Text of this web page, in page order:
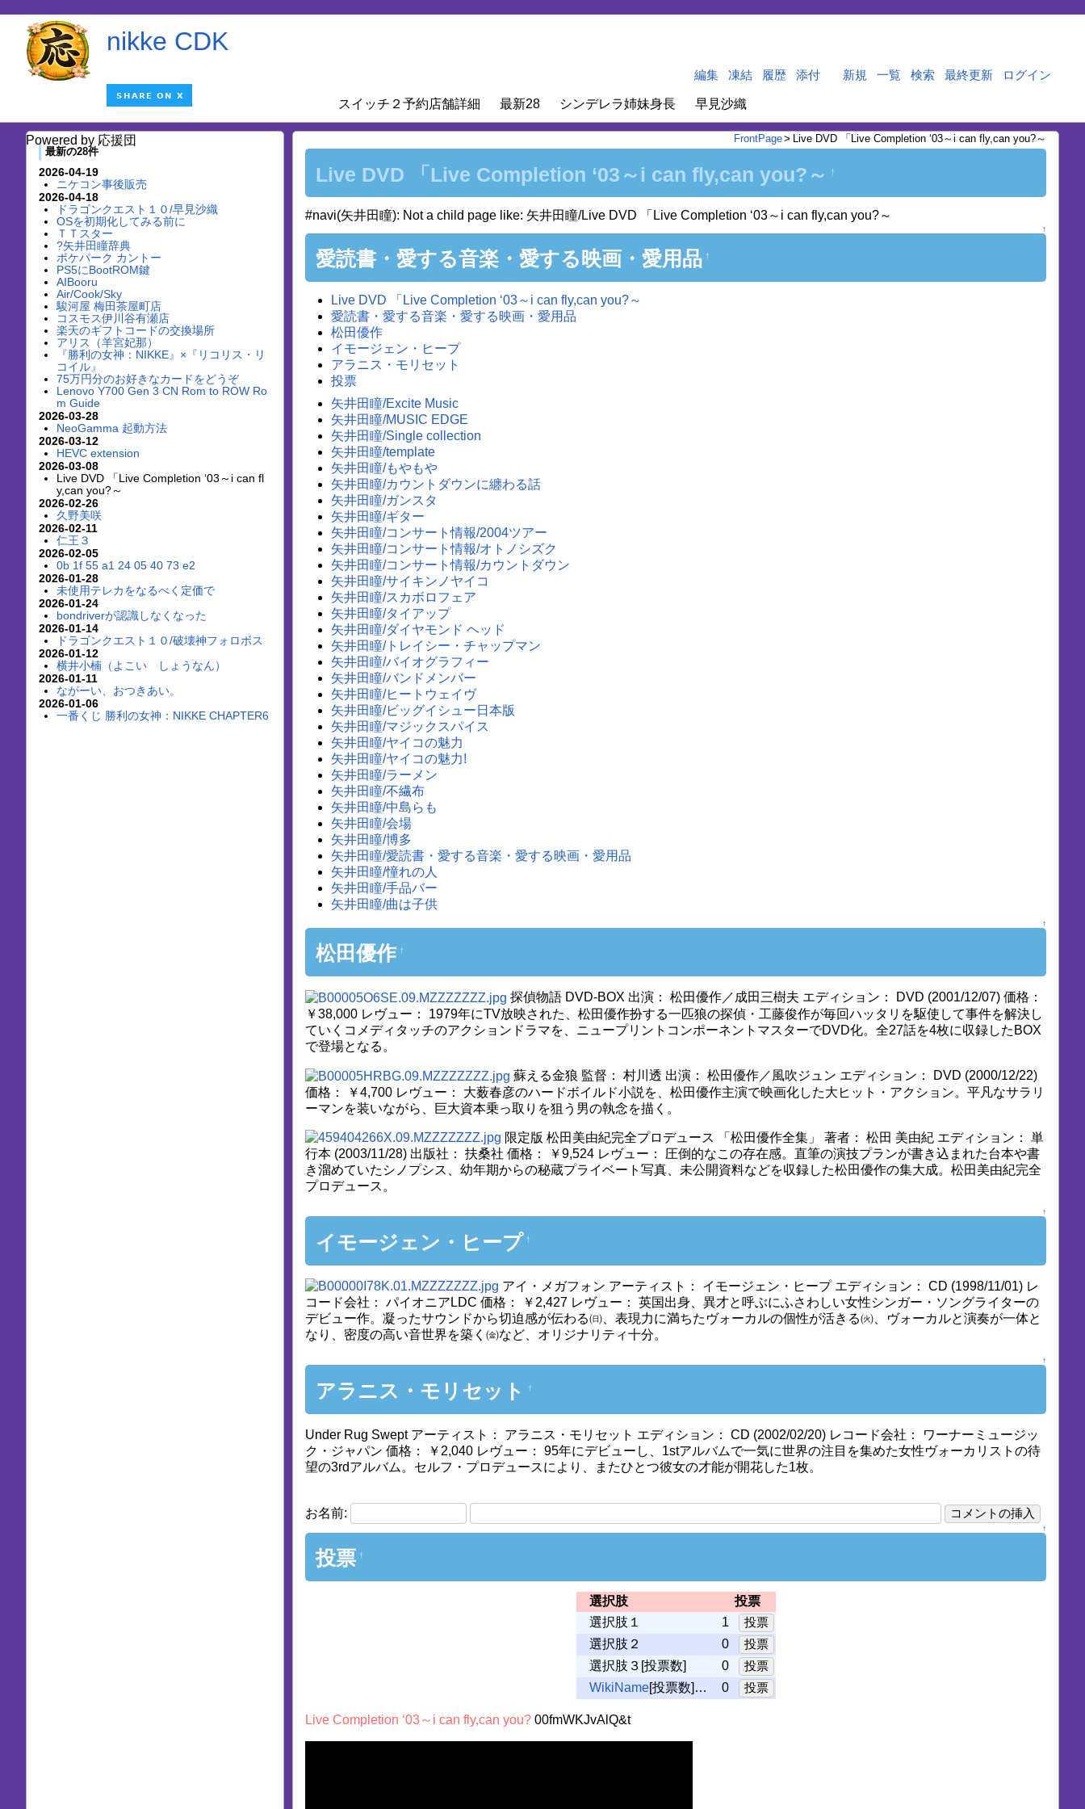
nikke CDK
Powered by 応援団
編集 凍結 履歴 添付 新規 一覧 検索 最終更新 ログイン
スイッチ２予約店舗詳細 最新28 シンデレラ姉妹身長 早見沙織
FrontPage> Live DVD 「Live Completion ‘03～i can fly,can you?～
Live DVD 「Live Completion ‘03～i can fly,can you?～ †
#navi(矢井田瞳): Not a child page like: 矢井田瞳/Live DVD 「Live Completion ‘03～i can fly,can you?～
↑
愛読書・愛する音楽・愛する映画・愛用品 †
Live DVD 「Live Completion ‘03～i can fly,can you?～
愛読書・愛する音楽・愛する映画・愛用品
松田優作
イモージェン・ヒープ
アラニス・モリセット
投票
矢井田瞳/Excite Music
矢井田瞳/MUSIC EDGE
矢井田瞳/Single collection
矢井田瞳/template
矢井田瞳/もやもや
矢井田瞳/カウントダウンに纏わる話
矢井田瞳/ガンスタ
矢井田瞳/ギター
矢井田瞳/コンサート情報/2004ツアー
矢井田瞳/コンサート情報/オトノシズク
矢井田瞳/コンサート情報/カウントダウン
矢井田瞳/サイキンノヤイコ
矢井田瞳/スカボロフェア
矢井田瞳/タイアップ
矢井田瞳/ダイヤモンド ヘッド
矢井田瞳/トレイシー・チャップマン
矢井田瞳/バイオグラフィー
矢井田瞳/バンドメンバー
矢井田瞳/ヒートウェイヴ
矢井田瞳/ビッグイシュー日本版
矢井田瞳/マジックスパイス
矢井田瞳/ヤイコの魅力
矢井田瞳/ヤイコの魅力!
矢井田瞳/ラーメン
矢井田瞳/不繊布
矢井田瞳/中島らも
矢井田瞳/会場
矢井田瞳/博多
矢井田瞳/愛読書・愛する音楽・愛する映画・愛用品
矢井田瞳/憧れの人
矢井田瞳/手品バー
矢井田瞳/曲は子供
↑
松田優作 †
探偵物語 DVD-BOX 出演： 松田優作／成田三樹夫 エディション： DVD (2001/12/07) 価格：
￥38,000 レヴュー： 1979年にTV放映された、松田優作扮する一匹狼の探偵・工藤俊作が毎回ハッタリを駆使して事件を解決し
ていくコメディタッチのアクションドラマを、ニュープリントコンポーネントマスターでDVD化。全27話を4枚に収録したBOX
で登場となる。
蘇える金狼 監督： 村川透 出演： 松田優作／風吹ジュン エディション： DVD (2000/12/22)
価格： ￥4,700 レヴュー： 大薮春彦のハードボイルド小説を、松田優作主演で映画化した大ヒット・アクション。平凡なサラリ
ーマンを装いながら、巨大資本乗っ取りを狙う男の執念を描く。
限定版 松田美由紀完全プロデュース 「松田優作全集」 著者： 松田 美由紀 エディション： 単
行本 (2003/11/28) 出版社： 扶桑社 価格： ￥9,524 レヴュー： 圧倒的なこの存在感。直筆の演技プランが書き込まれた台本や書
き溜めていたシノプシス、幼年期からの秘蔵プライベート写真、未公開資料などを収録した松田優作の集大成。松田美由紀完全
プロデュース。
↑
イモージェン・ヒープ †
アイ・メガフォン アーティスト： イモージェン・ヒープ エディション： CD (1998/11/01) レ
コード会社： パイオニアLDC 価格： ￥2,427 レヴュー： 英国出身、異才と呼ぶにふさわしい女性シンガー・ソングライターの
デビュー作。凝ったサウンドから切迫感が伝わる㈰、表現力に満ちたヴォーカルの個性が活きる㈫、ヴォーカルと演奏が一体と
なり、密度の高い音世界を築く㈮など、オリジナリティ十分。
↑
アラニス・モリセット †
Under Rug Swept アーティスト： アラニス・モリセット エディション： CD (2002/02/20) レコード会社： ワーナーミュージッ
ク・ジャパン 価格： ￥2,040 レヴュー： 95年にデビューし、1stアルバムで一気に世界の注目を集めた女性ヴォーカリストの待
望の3rdアルバム。セルフ・プロデュースにより、またひとつ彼女の才能が開花した1枚。
お名前:
↑
投票 †
選択肢
投票
選択肢１
1
選択肢２
0
選択肢３[投票数]
0
WikiName[投票数]… 0
Live Completion ‘03～i can fly,can you? 00fmWKJvAlQ&t
最新の28件
2026-04-19
ニケコン事後販売
2026-04-18
ドラゴンクエスト１０/早見沙織
OSを初期化してみる前に
ＴＴスター
?矢井田瞳辞典
ポケパーク カントー
PS5にBootROM鍵
AIBooru
Air/Cook/Sky
駿河屋 梅田茶屋町店
コスモス伊川谷有瀬店
楽天のギフトコードの交換場所
アリス（羊宮妃那）
『勝利の女神：NIKKE』×『リコリス・リ
コイル』
75万円分のお好きなカードをどうぞ
Lenovo Y700 Gen 3 CN Rom to ROW Ro
m Guide
2026-03-28
NeoGamma 起動方法
2026-03-12
HEVC extension
2026-03-08
Live DVD 「Live Completion ‘03～i can fl
y,can you?～
2026-02-26
久野美咲
2026-02-11
仁王３
2026-02-05
0b 1f 55 a1 24 05 40 73 e2
2026-01-28
未使用テレカをなるべく定価で
2026-01-24
bondriverが認識しなくなった
2026-01-14
ドラゴンクエスト１０/破壊神フォロボス
2026-01-12
横井小楠（よこい しょうなん）
2026-01-11
ながーい、おつきあい。
2026-01-06
一番くじ 勝利の女神：NIKKE CHAPTER6